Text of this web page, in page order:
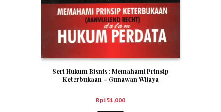
Seri Hukum Bisnis : Memahami Prinsip
Keterbukaan – Gunawan Wijaya
Rp151,000